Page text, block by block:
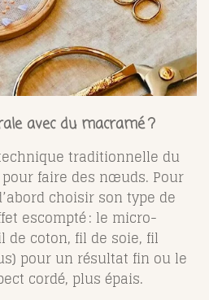
avec du macramé ?
traditionnelle du
faire des nœuds. Pour
choisir son type de
escompté : le micro-
de coton, fil de soie, fil
pour un résultat fin ou le
cordé, plus épais.